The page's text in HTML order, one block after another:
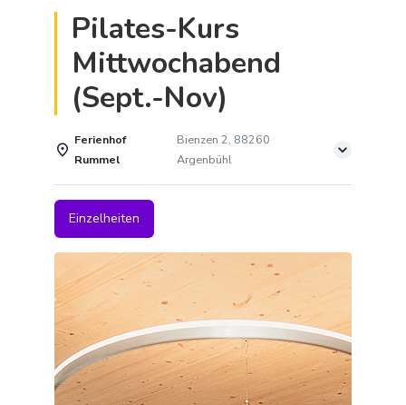
Pilates-Kurs
Mittwochabend
(Sept.-Nov)
Ferienhof
Rummel
Bienzen 2, 88260
Argenbühl
Einzelheiten